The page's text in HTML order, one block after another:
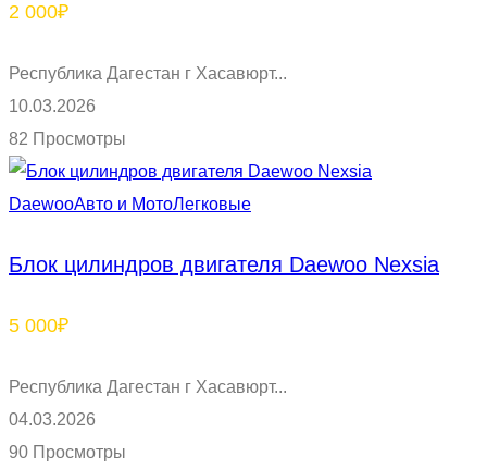
2 000₽
Республика Дагестан г Хасавюрт...
10.03.2026
82 Просмотры
DaewooАвто и МотоЛегковые
Блок цилиндров двигателя Daewoo Nexsia
5 000₽
Республика Дагестан г Хасавюрт...
04.03.2026
90 Просмотры